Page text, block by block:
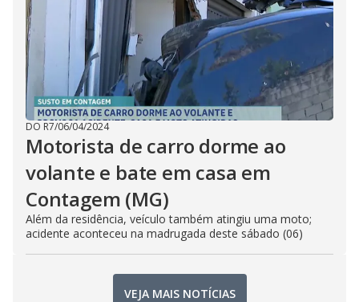
DO R7/06/04/2024
Motorista de carro dorme ao
volante e bate em casa em
Contagem (MG)
Além da residência, veículo também atingiu uma moto;
acidente aconteceu na madrugada deste sábado (06)
VEJA MAIS NOTÍCIAS